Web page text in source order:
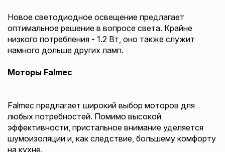
Новое светодиодное освещение предлагает
оптимальное решение в вопросе света. Крайне
низкого потребления - 1.2 Вт, оно также служит
намного дольше других ламп.
Моторы Falmec
Falmec предлагает широкий выбор моторов для
любых потребностей. Помимо высокой
эффективности, пристальное внимание уделяется
шумоизоляции и, как следствие, большему комфорту
на кухне.